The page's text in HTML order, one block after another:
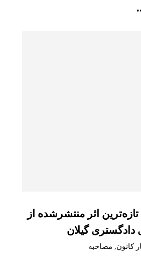
اثر منتشرشده از
گیلان
کانون, مصاحبه